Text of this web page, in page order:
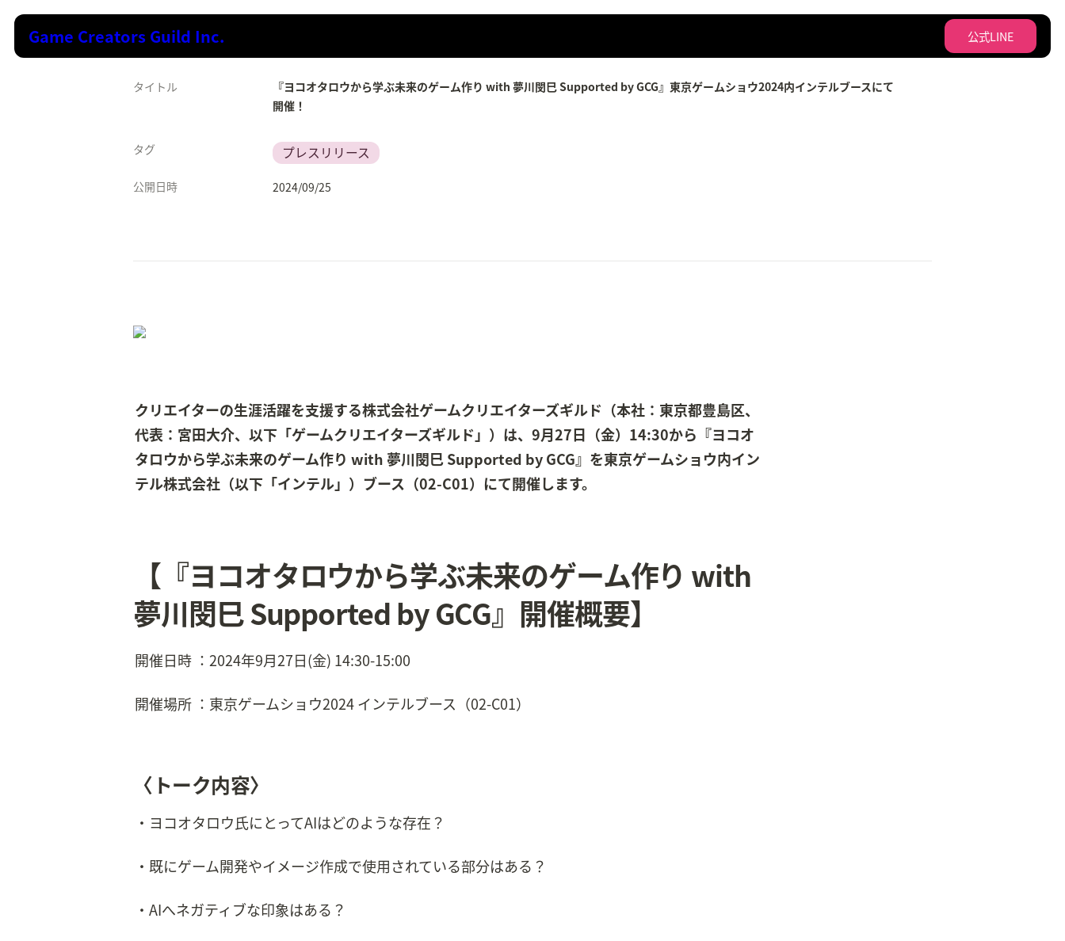
Game Creators Guild Inc. 公式LINE
タイトル
『ヨコオタロウから学ぶ未来のゲーム作り with 夢川閔巳 Supported by GCG』東京ゲームショウ2024内インテルブースにて
開催！
タグ プレスリリース
公開日時 2024/09/25
クリエイターの生涯活躍を支援する株式会社ゲームクリエイターズギルド（本社：東京都豊島区、
代表：宮田大介、以下「ゲームクリエイターズギルド」）は、9月27日（金）14:30から『ヨコオ
タロウから学ぶ未来のゲーム作り with 夢川閔巳 Supported by GCG』を東京ゲームショウ内イン
テル株式会社（以下「インテル」）ブース（02-C01）にて開催します。
【『ヨコオタロウから学ぶ未来のゲーム作り with
夢川閔巳 Supported by GCG』開催概要】
開催日時 ：2024年9月27日(金) 14:30-15:00
開催場所 ：東京ゲームショウ2024 インテルブース（02-C01）
〈トーク内容〉
・ヨコオタロウ氏にとってAIはどのような存在？
・既にゲーム開発やイメージ作成で使用されている部分はある？
・AIへネガティブな印象はある？